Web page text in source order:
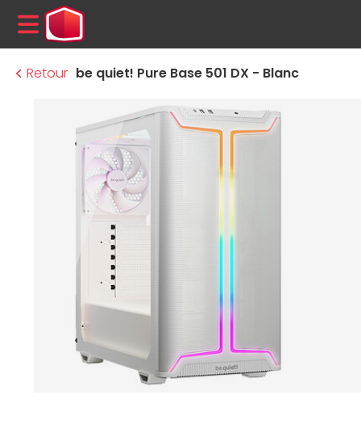
MENU
Retour be quiet! Pure Base 501 DX - Blanc